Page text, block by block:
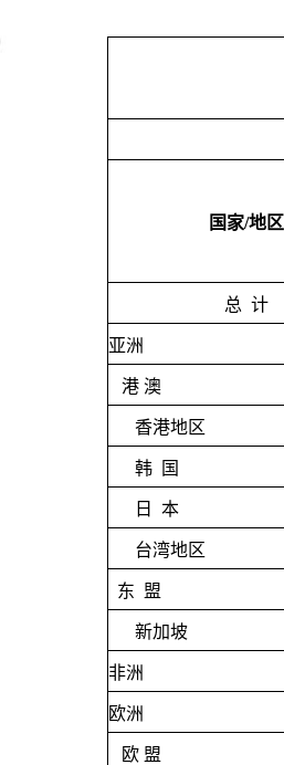
国家/地区
总 计
亚洲
港 澳
香港地区
韩 国
日 本
台湾地区
东 盟
新加坡
非洲
欧洲
欧 盟